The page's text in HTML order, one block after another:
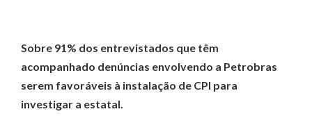
Sobre 91% dos entrevistados que têm
acompanhado denúncias envolvendo a Petrobras
serem favoráveis à instalação de CPI para
investigar a estatal.